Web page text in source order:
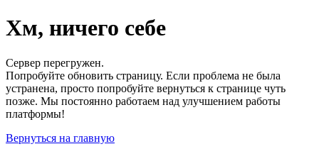
Хм, ничего себе
Сервер перегружен.
Попробуйте обновить страницу. Если проблема не была
устранена, просто попробуйте вернуться к странице чуть
позже. Мы постоянно работаем над улучшением работы
платформы!
Вернуться на главную